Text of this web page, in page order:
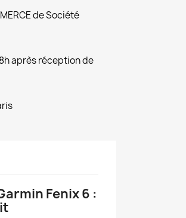
de Société
après réception de
Fenix 6 :